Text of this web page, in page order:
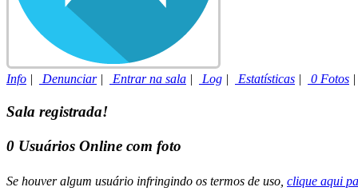
Info | Denunciar| Entrar na sala | Log | Estatísticas | 0 Fotos
Sala registrada!
0 Usuários Online com foto
Se houver algum usuário infringindo os termos de uso, clique aqui